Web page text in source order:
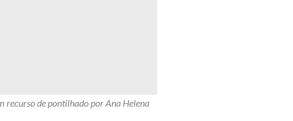
recurso de pontilhado por Ana Helena